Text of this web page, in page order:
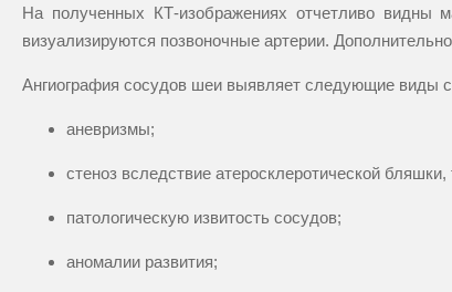
На полученных КТ-изображениях отчетливо видны
визуализируются позвоночные артерии.
Ангиография сосудов шеи выявляет следующие виды
аневризмы;
стеноз вследствие атеросклеротической бляшки,
патологическую извитость сосудов;
аномалии развития;